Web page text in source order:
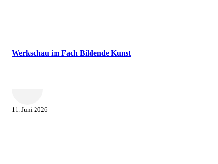
Werkschau im Fach Bildende Kunst
11. Juni 2026